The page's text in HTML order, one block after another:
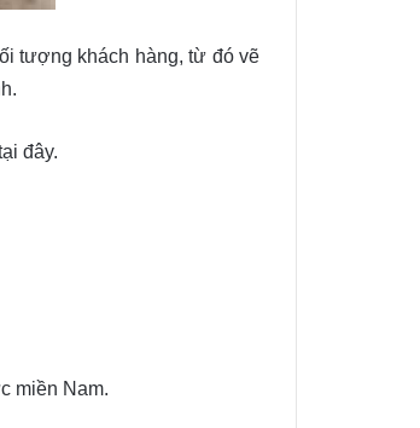
tượng khách hàng, từ đó vẽ
đây.
miền Nam.